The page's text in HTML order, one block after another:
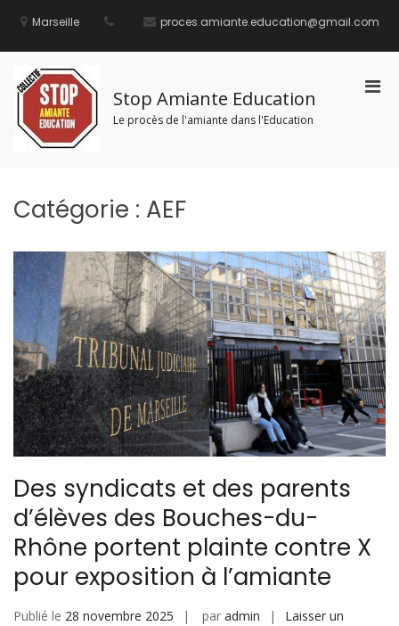
Marseille proces.amiante.education@gmail.com
Stop Amiante Education
Le procès de l'amiante dans l'Education
Catégorie : AEF
Des syndicats et des parents
d’élèves des Bouches-du-
Rhône portent plainte contre X
pour exposition à l’amiante
Publié le 28 novembre 2025 par admin
Laisser un